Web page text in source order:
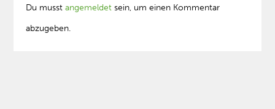
Du musstangemeldet sein, um einen Kommentar
abzugeben.